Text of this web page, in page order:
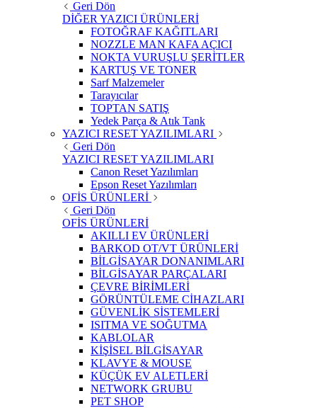
Geri Dön
DİĞER YAZICI ÜRÜNLERİ
FOTOĞRAF KAĞITLARI
NOZZLE MAN KAFA AÇICI
NOKTA VURUŞLU ŞERİTLER
KARTUŞ VE TONER
Sarf Malzemeler
Tarayıcılar
TOPTAN SATIŞ
Yedek Parça & Atık Tank
YAZICI RESET YAZILIMLARI
Geri Dön
YAZICI RESET YAZILIMLARI
Canon Reset Yazılımları
Epson Reset Yazılımları
OFİS ÜRÜNLERİ
Geri Dön
OFİS ÜRÜNLERİ
AKILLI EV ÜRÜNLERİ
BARKOD OT/VT ÜRÜNLERİ
BİLGİSAYAR DONANIMLARI
BİLGİSAYAR PARÇALARI
ÇEVRE BİRİMLERİ
GÖRÜNTÜLEME CİHAZLARI
GÜVENLİK SİSTEMLERİ
ISITMA VE SOĞUTMA
KABLOLAR
KİŞİSEL BİLGİSAYAR
KLAVYE & MOUSE
KÜÇÜK EV ALETLERİ
NETWORK GRUBU
PET SHOP